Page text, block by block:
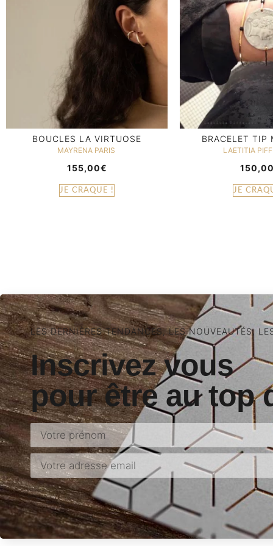
BOUCLES LA VIRTUOSE
MAYRENA PARIS
155,00€
JE CRAQUE !
BRACELET TIP
LAETITIA
JE
LES DERNIÈRES TENDANCES, LES NOUVEAUTÉS,
Inscrivez vous
pour être au top